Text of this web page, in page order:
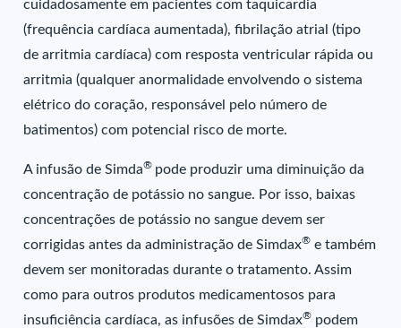
cuidadosamente em pacientes com taquicardia
(frequência cardíaca aumentada), fibrilação atrial (tipo
de arritmia cardíaca) com resposta ventricular rápida ou
arritmia (qualquer anormalidade envolvendo o sistema
elétrico do coração, responsável pelo número de
batimentos) com potencial risco de morte.
A infusão de Simda® pode produzir uma diminuição da
concentração de potássio no sangue. Por isso, baixas
concentrações de potássio no sangue devem ser
corrigidas antes da administração de Simdax® e também
devem ser monitoradas durante o tratamento. Assim
como para outros produtos medicamentosos para
insuficiência cardíaca, as infusões de Simdax® podem